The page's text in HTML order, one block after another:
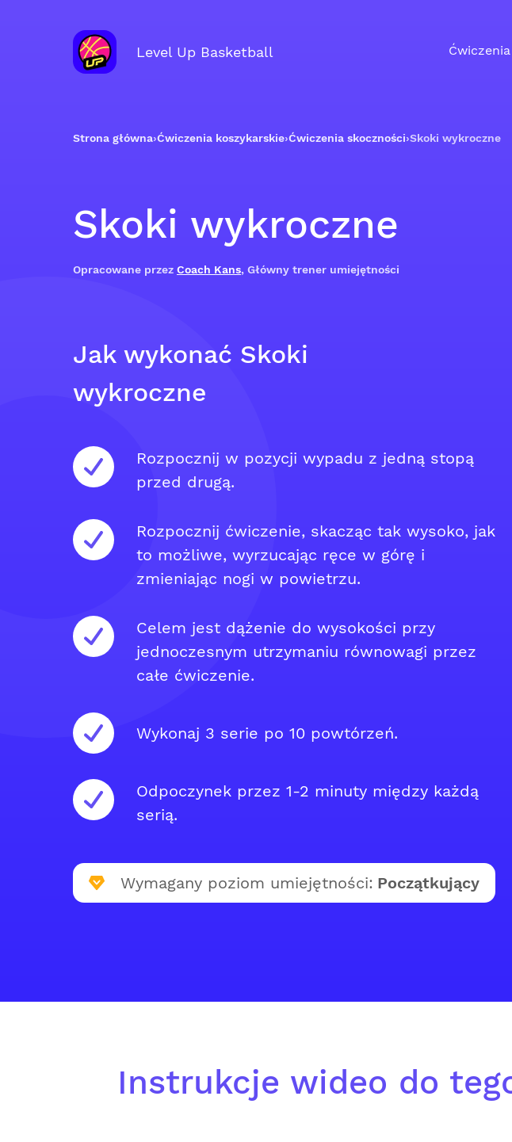
Level Up Basketball Ćwiczenia
Strona główna›Ćwiczenia koszykarskie›Ćwiczenia skoczności›Skoki wykroczne
Skoki wykroczne
Opracowane przez Coach Kans, Główny trener umiejętności
Jak wykonać Skoki
wykroczne
Rozpocznij w pozycji wypadu z jedną stopą
przed drugą.
Rozpocznij ćwiczenie, skacząc tak wysoko, jak
to możliwe, wyrzucając ręce w górę i
zmieniając nogi w powietrzu.
Celem jest dążenie do wysokości przy
jednoczesnym utrzymaniu równowagi przez
całe ćwiczenie.
Wykonaj 3 serie po 10 powtórzeń.
Odpoczynek przez 1-2 minuty między każdą
serią.
Wymagany poziom umiejętności: Początkujący
Instrukcje wideo do